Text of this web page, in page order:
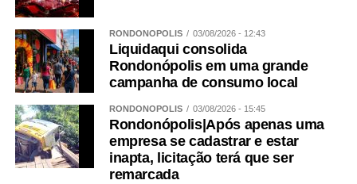
RONDONÓPOLIS 03/08/2026 - 12:43
Liquidaqui consolida
Rondonópolis em uma grande
campanha de consumo local
RONDONÓPOLIS 03/08/2026 - 15:45
Rondonópolis|Após apenas uma
empresa se cadastrar e estar
inapta, licitação terá que ser
remarcada